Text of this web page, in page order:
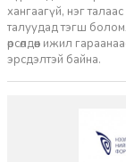
хангаагүй, нэг
талуудад тэгш
өрсөлдөөн ижил
эрсдэлтэй байна.